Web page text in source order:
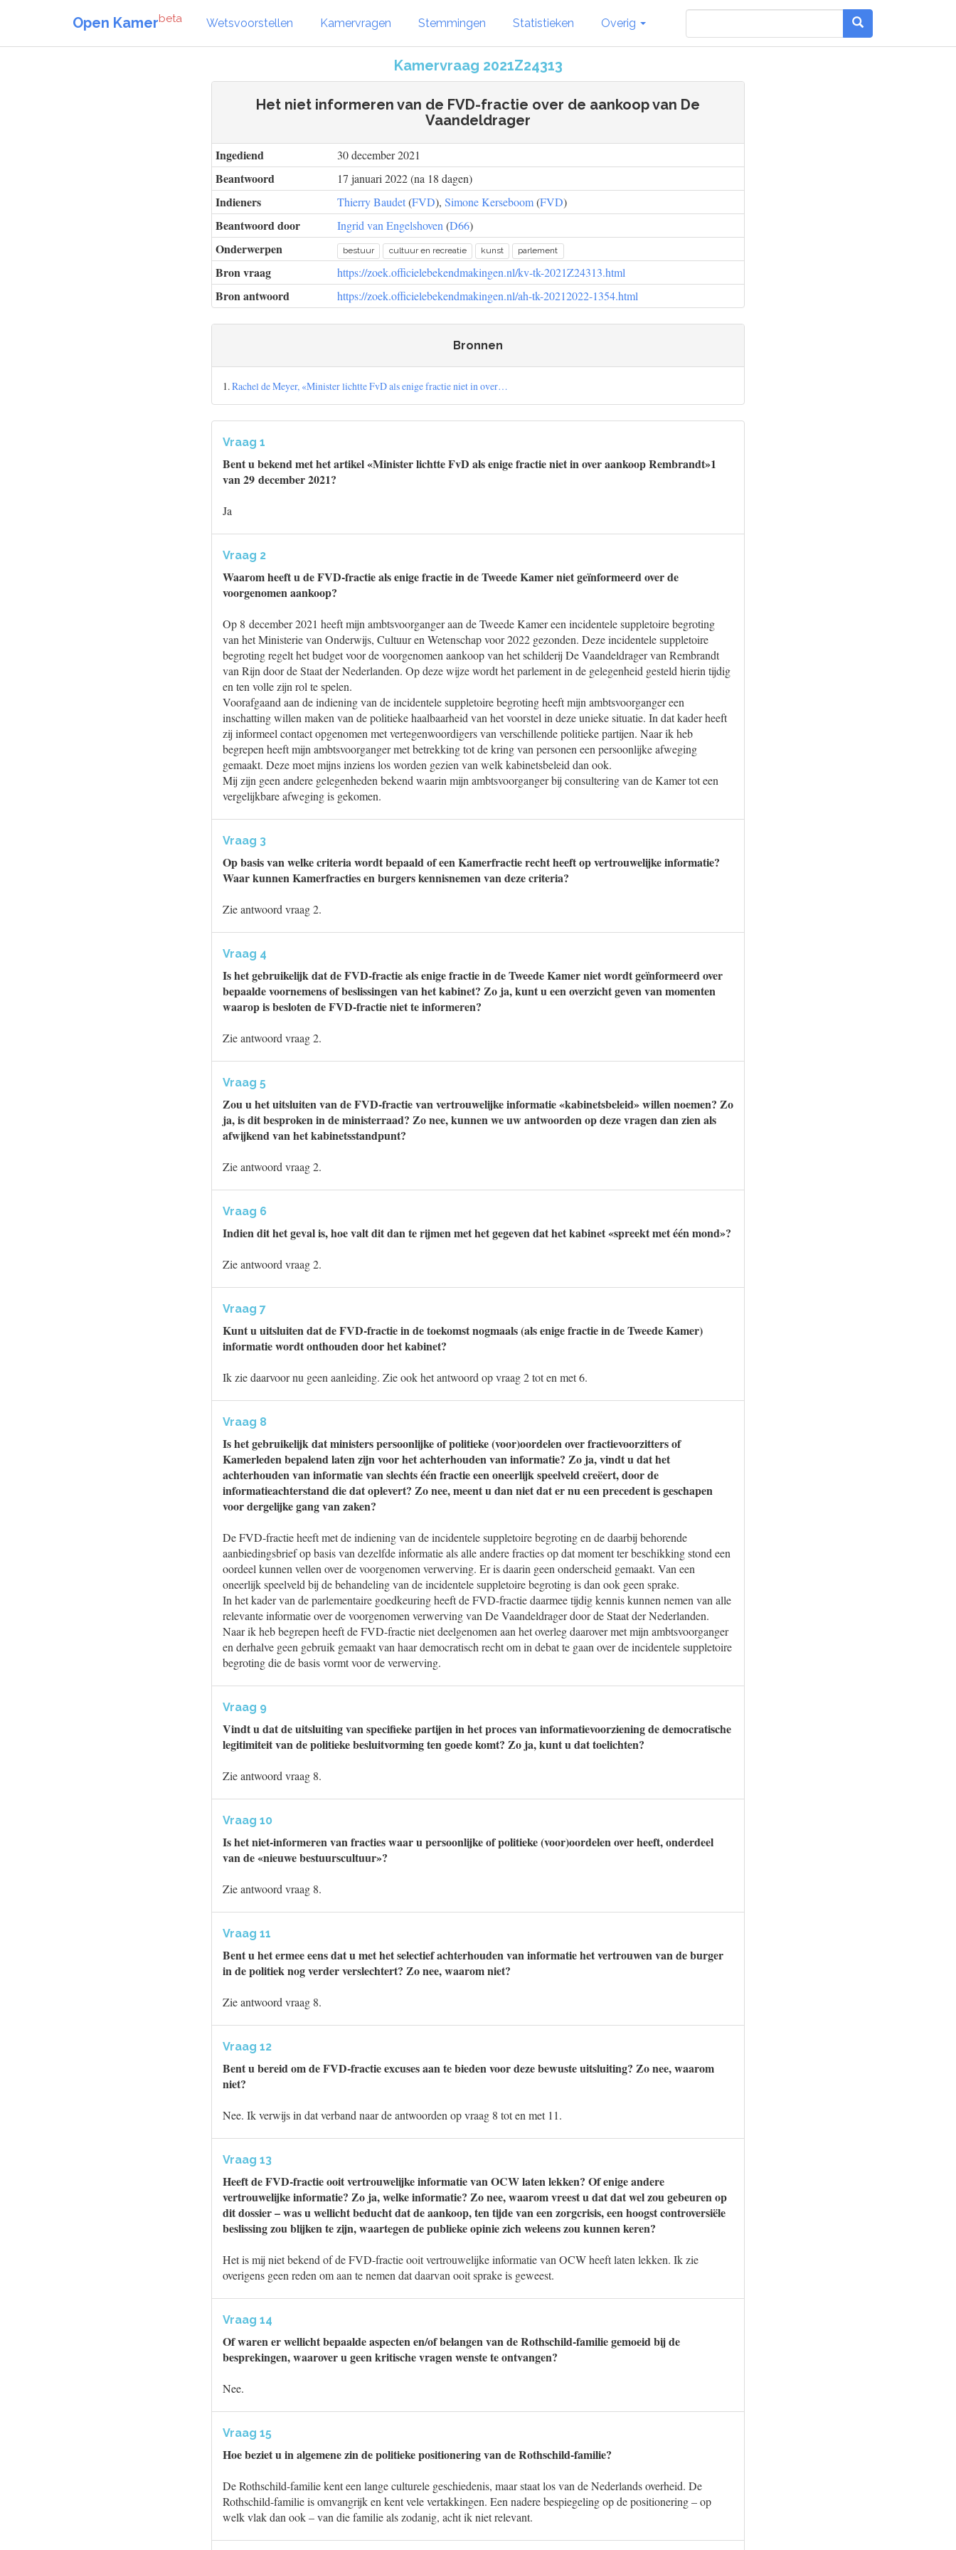
Open Kamerbeta Wetsvoorstellen Kamervragen Stemmingen Statistieken Overig
Kamervraag 2021Z24313
Het niet informeren van de FVD-fractie over de aankoop van De
Vaandeldrager
Ingediend 30 december 2021
Beantwoord 17 januari 2022 (na 18 dagen)
Indieners Thierry Baudet(FVD), Simone Kerseboom(FVD)
Beantwoord door Ingrid van Engelshoven (D66)
Onderwerpen bestuur cultuur en recreatie kunst parlement
Bron vraag https://zoek.officielebekendmakingen.nl/kv-tk-2021Z24313.html
Bron antwoord https://zoek.officielebekendmakingen.nl/ah-tk-20212022-1354.html
Bronnen
1.Rachel de Meyer, «Minister lichtte FvD als enige fractie niet in over…
Vraag 1
Bent u bekend met het artikel «Minister lichtte FvD als enige fractie niet in over aankoop Rembrandt»1
van 29 december 2021?
Ja
Vraag 2
Waarom heeft u de FVD-fractie als enige fractie in de Tweede Kamer niet geïnformeerd over de
voorgenomen aankoop?
Op 8 december 2021 heeft mijn ambtsvoorganger aan de Tweede Kamer een incidentele suppletoire begroting
van het Ministerie van Onderwijs, Cultuur en Wetenschap voor 2022 gezonden. Deze incidentele suppletoire
begroting regelt het budget voor de voorgenomen aankoop van het schilderij De Vaandeldrager van Rembrandt
van Rijn door de Staat der Nederlanden. Op deze wijze wordt het parlement in de gelegenheid gesteld hierin tijdig
en ten volle zijn rol te spelen.
Voorafgaand aan de indiening van de incidentele suppletoire begroting heeft mijn ambtsvoorganger een
inschatting willen maken van de politieke haalbaarheid van het voorstel in deze unieke situatie. In dat kader heeft
zij informeel contact opgenomen met vertegenwoordigers van verschillende politieke partijen. Naar ik heb
begrepen heeft mijn ambtsvoorganger met betrekking tot de kring van personen een persoonlijke afweging
gemaakt. Deze moet mijns inziens los worden gezien van welk kabinetsbeleid dan ook.
Mij zijn geen andere gelegenheden bekend waarin mijn ambtsvoorganger bij consultering van de Kamer tot een
vergelijkbare afweging is gekomen.
Vraag 3
Op basis van welke criteria wordt bepaald of een Kamerfractie recht heeft op vertrouwelijke informatie?
Waar kunnen Kamerfracties en burgers kennisnemen van deze criteria?
Zie antwoord vraag 2.
Vraag 4
Is het gebruikelijk dat de FVD-fractie als enige fractie in de Tweede Kamer niet wordt geïnformeerd over
bepaalde voornemens of beslissingen van het kabinet? Zo ja, kunt u een overzicht geven van momenten
waarop is besloten de FVD-fractie niet te informeren?
Zie antwoord vraag 2.
Vraag 5
Zou u het uitsluiten van de FVD-fractie van vertrouwelijke informatie «kabinetsbeleid» willen noemen? Zo
ja, is dit besproken in de ministerraad? Zo nee, kunnen we uw antwoorden op deze vragen dan zien als
afwijkend van het kabinetsstandpunt?
Zie antwoord vraag 2.
Vraag 6
Indien dit het geval is, hoe valt dit dan te rijmen met het gegeven dat het kabinet «spreekt met één mond»?
Zie antwoord vraag 2.
Vraag 7
Kunt u uitsluiten dat de FVD-fractie in de toekomst nogmaals (als enige fractie in de Tweede Kamer)
informatie wordt onthouden door het kabinet?
Ik zie daarvoor nu geen aanleiding. Zie ook het antwoord op vraag 2 tot en met 6.
Vraag 8
Is het gebruikelijk dat ministers persoonlijke of politieke (voor)oordelen over fractievoorzitters of
Kamerleden bepalend laten zijn voor het achterhouden van informatie? Zo ja, vindt u dat het
achterhouden van informatie van slechts één fractie een oneerlijk speelveld creëert, door de
informatieachterstand die dat oplevert? Zo nee, meent u dan niet dat er nu een precedent is geschapen
voor dergelijke gang van zaken?
De FVD-fractie heeft met de indiening van de incidentele suppletoire begroting en de daarbij behorende
aanbiedingsbrief op basis van dezelfde informatie als alle andere fracties op dat moment ter beschikking stond een
oordeel kunnen vellen over de voorgenomen verwerving. Er is daarin geen onderscheid gemaakt. Van een
oneerlijk speelveld bij de behandeling van de incidentele suppletoire begroting is dan ook geen sprake.
In het kader van de parlementaire goedkeuring heeft de FVD-fractie daarmee tijdig kennis kunnen nemen van alle
relevante informatie over de voorgenomen verwerving van De Vaandeldrager door de Staat der Nederlanden.
Naar ik heb begrepen heeft de FVD-fractie niet deelgenomen aan het overleg daarover met mijn ambtsvoorganger
en derhalve geen gebruik gemaakt van haar democratisch recht om in debat te gaan over de incidentele suppletoire
begroting die de basis vormt voor de verwerving.
Vraag 9
Vindt u dat de uitsluiting van specifieke partijen in het proces van informatievoorziening de democratische
legitimiteit van de politieke besluitvorming ten goede komt? Zo ja, kunt u dat toelichten?
Zie antwoord vraag 8.
Vraag 10
Is het niet-informeren van fracties waar u persoonlijke of politieke (voor)oordelen over heeft, onderdeel
van de «nieuwe bestuurscultuur»?
Zie antwoord vraag 8.
Vraag 11
Bent u het ermee eens dat u met het selectief achterhouden van informatie het vertrouwen van de burger
in de politiek nog verder verslechtert? Zo nee, waarom niet?
Zie antwoord vraag 8.
Vraag 12
Bent u bereid om de FVD-fractie excuses aan te bieden voor deze bewuste uitsluiting? Zo nee, waarom
niet?
Nee. Ik verwijs in dat verband naar de antwoorden op vraag 8 tot en met 11.
Vraag 13
Heeft de FVD-fractie ooit vertrouwelijke informatie van OCW laten lekken? Of enige andere
vertrouwelijke informatie? Zo ja, welke informatie? Zo nee, waarom vreest u dat dat wel zou gebeuren op
dit dossier – was u wellicht beducht dat de aankoop, ten tijde van een zorgcrisis, een hoogst controversiële
beslissing zou blijken te zijn, waartegen de publieke opinie zich weleens zou kunnen keren?
Het is mij niet bekend of de FVD-fractie ooit vertrouwelijke informatie van OCW heeft laten lekken. Ik zie
overigens geen reden om aan te nemen dat daarvan ooit sprake is geweest.
Vraag 14
Of waren er wellicht bepaalde aspecten en/of belangen van de Rothschild-familie gemoeid bij de
besprekingen, waarover u geen kritische vragen wenste te ontvangen?
Nee.
Vraag 15
Hoe beziet u in algemene zin de politieke positionering van de Rothschild-familie?
De Rothschild-familie kent een lange culturele geschiedenis, maar staat los van de Nederlands overheid. De
Rothschild-familie is omvangrijk en kent vele vertakkingen. Een nadere bespiegeling op de positionering – op
welk vlak dan ook – van die familie als zodanig, acht ik niet relevant.